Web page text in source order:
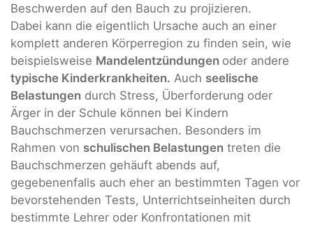
Beschwerden auf den Bauch zu projizieren.
Dabei kann die eigentlich Ursache auch an einer
komplett anderen Körperregion zu finden sein, wie
beispielsweise Mandelentzündungen oder andere
typische Kinderkrankheiten. Auch seelische
Belastungen durch Stress, Überforderung oder
Ärger in der Schule können bei Kindern
Bauchschmerzen verursachen. Besonders im
Rahmen von schulischen Belastungen treten die
Bauchschmerzen gehäuft abends auf,
gegebenenfalls auch eher an bestimmten Tagen vor
bevorstehenden Tests, Unterrichtseinheiten durch
bestimmte Lehrer oder Konfrontationen mit